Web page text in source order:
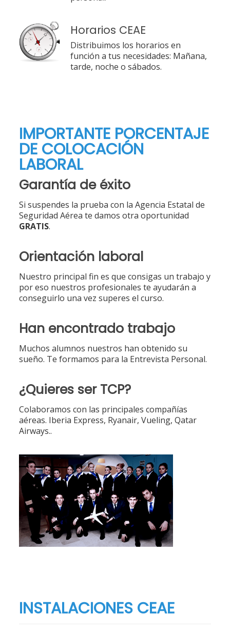
Horarios CEAE
Distribuimos los horarios en
función a tus necesidades: Mañana,
tarde, noche o sábados.
IMPORTANTE PORCENTAJE
DE COLOCACIÓN
LABORAL
Garantía de éxito
Si suspendes la prueba con la Agencia Estatal de
Seguridad Aérea te damos otra oportunidad
GRATIS.
Orientación laboral
Nuestro principal fin es que consigas un trabajo y
por eso nuestros profesionales te ayudarán a
conseguirlo una vez superes el curso.
Han encontrado trabajo
Muchos alumnos nuestros han obtenido su
sueño. Te formamos para la Entrevista Personal.
¿Quieres ser TCP?
Colaboramos con las principales compañías
aéreas. Iberia Express, Ryanair, Vueling, Qatar
Airways..
INSTALACIONES CEAE